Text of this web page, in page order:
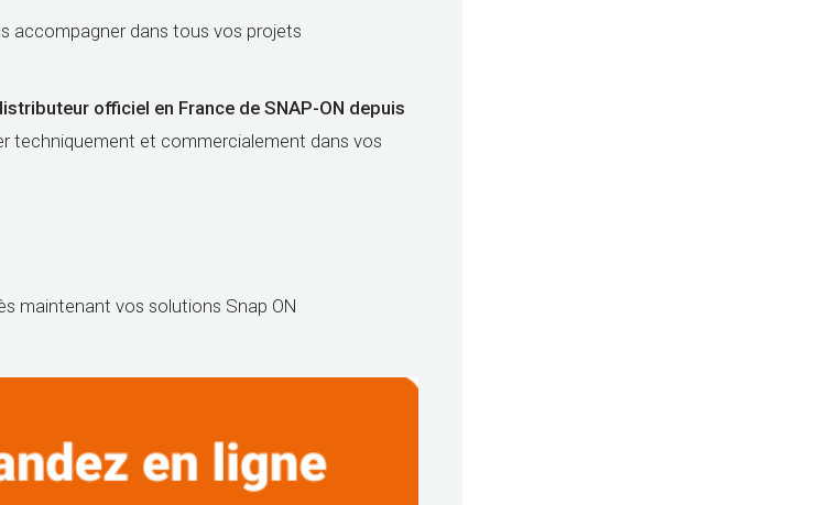
accompagner dans tous vos projets
officiel en France de SNAP-ON depuis
techniquement et commercialement dans vos
maintenant vos solutions Snap ON